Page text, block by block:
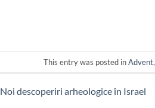
This entry was posted inAdvent,
Noi descoperiri arheologice în Israel